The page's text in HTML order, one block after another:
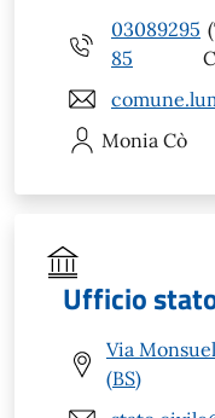
03089295
85
Monia Cò
Ufficio
Via
(BS)